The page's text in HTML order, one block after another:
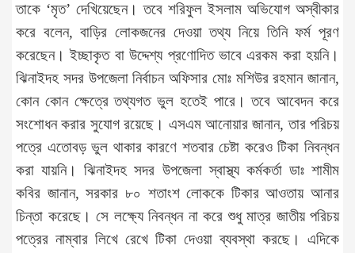
তাকে ‘মৃত’ দেখিয়েছেন। তবে শরিফুল ইসলাম অভিযোগ অস্বীকার
করে বলেন, বাড়ির লোকজনের দেওয়া তথ্য নিয়ে তিনি ফর্ম পূরণ
করেছেন। ইচ্ছাকৃত বা উদ্দেশ্য প্রণোদিত ভাবে এরকম করা হয়নি।
ঝিনাইদহ সদর উপজেলা নির্বাচন অফিসার মোঃ মশিউর রহমান জানান,
কোন কোন ক্ষেত্রে তথ্যগত ভুল হতেই পারে। তবে আবেদন করে
সংশোধন করার সুযোগ রয়েছে। এসএম আনোয়ার জানান, তার পরিচয়
পত্রে এতোবড় ভুল থাকার কারণে শতবার চেষ্টা করেও টিকা নিবন্ধন
করা যায়নি। ঝিনাইদহ সদর উপজেলা স্বাস্থ্য কর্মকর্তা ডাঃ শামীম
কবির জানান, সরকার ৮০ শতাংশ লোককে টিকার আওতায় আনার
চিন্তা করেছে। সে লক্ষ্যে নিবন্ধন না করে শুধু মাত্র জাতীয় পরিচয়
পত্রের নাম্বার লিখে রেখে টিকা দেওয়া ব্যবস্থা করছে। এদিকে